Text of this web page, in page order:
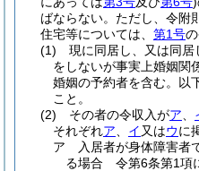
ばならない。 ただし、令附
住宅等については、 第1号
(1)
現に同居し、又は同居
をしないが事実上婚姻関
婚姻の予約者を含む。以
こと。
(2)
その者の令収入がア
それぞれア イ 又はウに
ア
入居者が身体障害者
る場合 令第6条第1項